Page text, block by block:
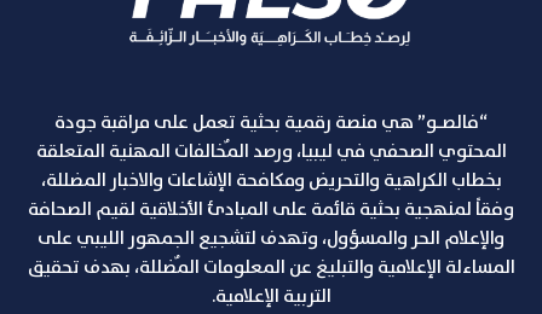
“فالصـو” هي منصة رقمية بحثية تعمل على مراقبة جودة
المحتوي الصحفي في ليبيا، ورصد المٌخالفات المهنية المتعلقة
بخطاب الكراهية والتحريض ومكافحة الإشاعات والاخبار المضللة،
وفقاً لمنهجية بحثية قائمة على المبادئ الأخلاقية لقيم الصحافة
والإعلام الحر والمسؤول، وتهدف لتشجيع الجمهور الليبي على
المساءلة الإعلامية والتبليغ عن المعلومات المٌضللة، بهدف تحقيق
التربية الإعلامية.